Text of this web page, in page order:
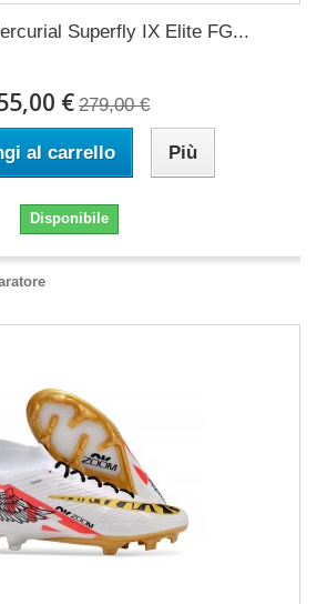
Superfly IX Elite FG...
€ 279,00 €
al carrello Più
Disponibile